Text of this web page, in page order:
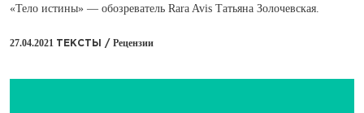
«Тело истины» — обозреватель Rara Avis Татьяна Золочевская.
27.04.2021 ТЕКСТЫ / Рецензии